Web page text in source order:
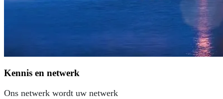
Kennis en netwerk
Ons netwerk wordt uw netwerk